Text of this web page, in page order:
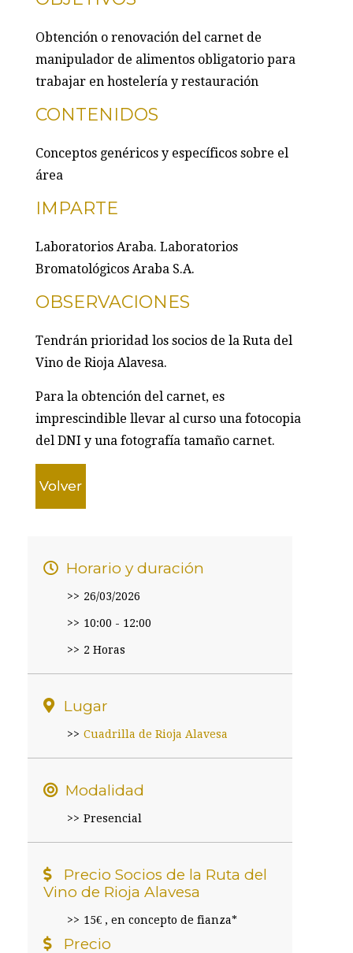
Obtención o renovación del carnet de
manipulador de alimentos obligatorio para
trabajar en hostelería y restauración
CONTENIDOS
Conceptos genéricos y específicos sobre el
área
IMPARTE
Laboratorios Araba. Laboratorios
Bromatológicos Araba S.A.
OBSERVACIONES
Tendrán prioridad los socios de la Ruta del
Vino de Rioja Alavesa.
Para la obtención del carnet, es
imprescindible llevar al curso una fotocopia
del DNI y una fotografía tamaño carnet.
Volver
Horario y duración
26/03/2026
10:00 - 12:00
2 Horas
Lugar
Cuadrilla de Rioja Alavesa
Modalidad
Presencial
Precio Socios de la Ruta del
Vino de Rioja Alavesa
15€ , en concepto de fianza*
Precio